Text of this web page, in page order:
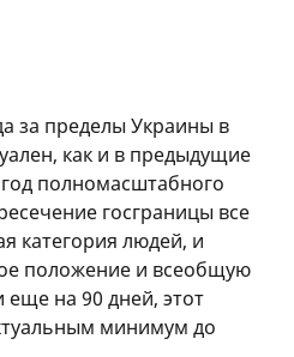
за пределы Украины в
как и в предыдущие
полномасштабного
госграницы все
категория людей, и
положение и всеобщую
на 90 дней, этот
минимум до